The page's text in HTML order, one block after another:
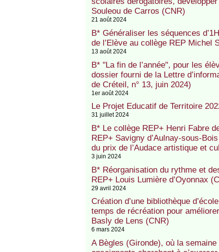
Souleou de Carros (CNR)
21 août 2024
B* Généraliser les séquences
de l’Elève au collège REP Michel
13 août 2024
B* "La fin de l’année", pour les
dossier fourni de la Lettre
de Créteil, n° 13, juin 2024)
1er août 2024
Le Projet Educatif de Territoire
31 juillet 2024
B* Le collège REP+ Henri Fabre
REP+ Savigny d’Aulnay-sous-
du prix de l’Audace artistique et
3 juin 2024
B* Réorganisation du rythme et
REP+ Louis Lumière d’Oyonnax
29 avril 2024
Création d’une bibliothèque
temps de récréation pour
Basly de Lens (CNR)
6 mars 2024
A Bègles (Gironde), où la